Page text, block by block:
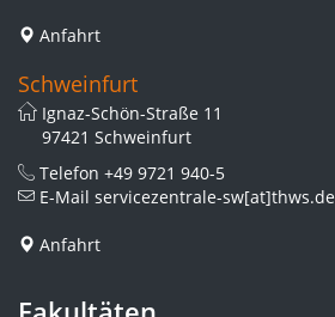
Anfahrt
Schweinfurt
Ignaz-Schön-Straße 11
97421 Schweinfurt
Telefon +49 9721 940-5
E-Mail servicezentrale-sw[at]thws.de
Anfahrt